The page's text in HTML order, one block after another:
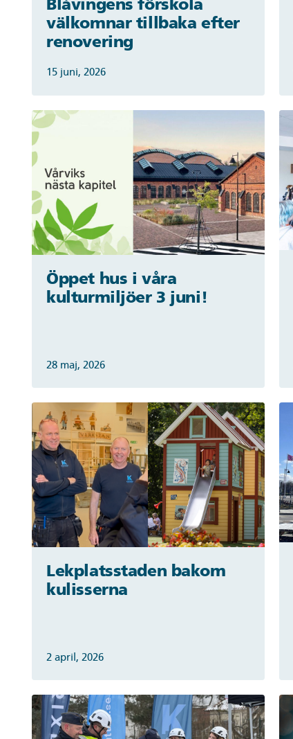
Blåvingens förskola
välkomnar tillbaka efter
renovering
15 juni, 2026
Öppet hus i våra
kulturmiljöer 3 juni!
28 maj, 2026
Lekplatsstaden bakom
kulisserna
2 april, 2026